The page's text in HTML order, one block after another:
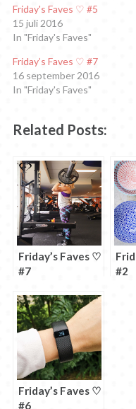
in
een
nieuw
venster
geopend)
in
een
nieuw
venster
geopend)
in
een
venster
Friday's Faves ♡ #5
15 juli 2016
In "Friday's Faves"
Friday’s Faves ♡ #7
16 september 2016
In "Friday's Faves"
Related Posts:
Friday’s Faves ♡
#7
#2
Friday’s Faves ♡
#6